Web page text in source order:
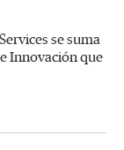
se suma
Innovación que